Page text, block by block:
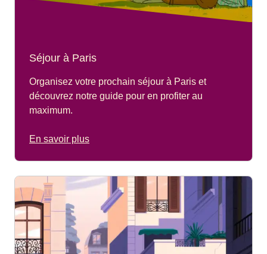
Séjour à Paris
Organisez votre prochain séjour à Paris et
découvrez notre guide pour en profiter au
maximum.
En savoir plus